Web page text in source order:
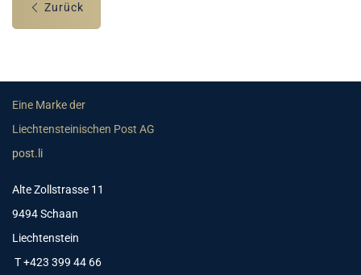
Zurück
Eine Marke der
Liechtensteinischen Post AG
post.li
Alte Zollstrasse 11
9494 Schaan
Liechtenstein
T +423 399 44 66